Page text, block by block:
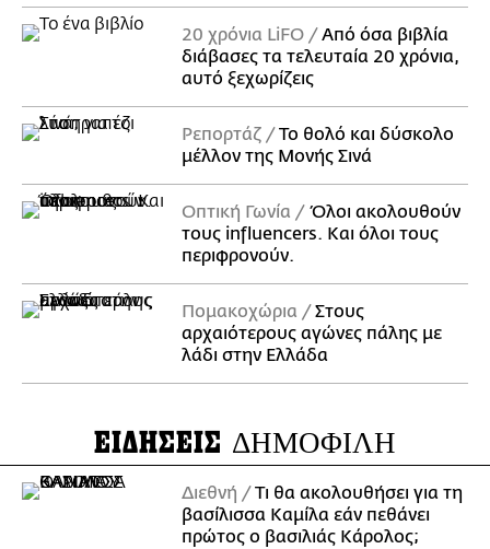
20 χρόνια LiFO
Από όσα βιβλία
διάβασες τα τελευταία 20 χρόνια,
αυτό ξεχωρίζεις
Ρεπορτάζ
Το θολό και δύσκολο
μέλλον της Μονής Σινά
Οπτική Γωνία
Όλοι ακολουθούν
τους influencers. Και όλοι τους
περιφρονούν.
Πομακοχώρια
Στους
αρχαιότερους αγώνες πάλης με
λάδι στην Ελλάδα
ΕΙΔΗΣΕΙΣ ΔΗΜΟΦΙΛΗ
Διεθνή
Τι θα ακολουθήσει για τη
βασίλισσα Καμίλα εάν πεθάνει
πρώτος ο βασιλιάς Κάρολος;